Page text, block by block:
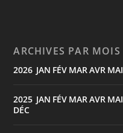
ARCHIVES PAR MOIS
2026 JAN FÉV MARAVR MAI
2025 JAN FÉV MARAVR MAI
DÉC